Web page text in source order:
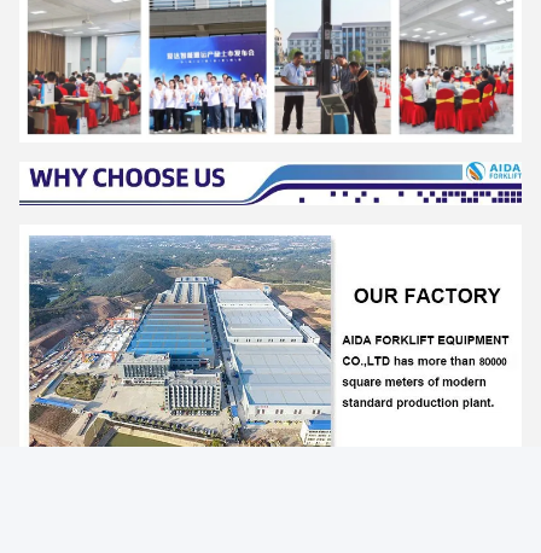
Good day, what product are you looking for?